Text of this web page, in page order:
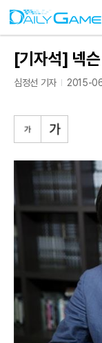
[기자석] 넥슨
심정선 기자 2015-